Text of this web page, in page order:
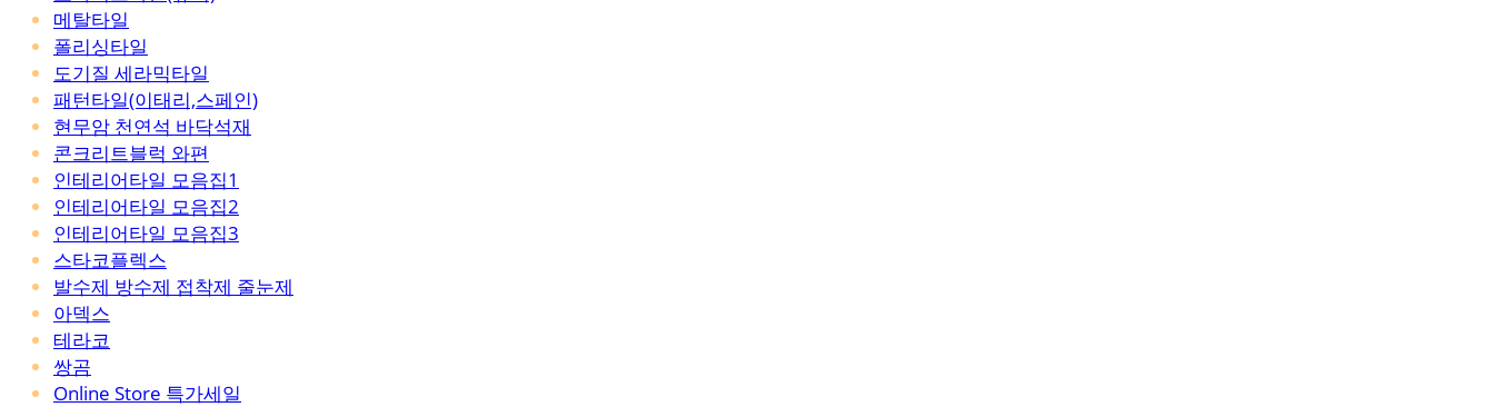
메탈타일
폴리싱타일
도기질 세라믹타일
패턴타일(이태리,스페인)
현무암 천연석 바닥석재
콘크리트블럭 와편
인테리어타일 모음집1
인테리어타일 모음집2
인테리어타일 모음집3
스타코플렉스
발수제 방수제 접착제 줄눈제
아덱스
테라코
쌍곰
Online Store 특가세일